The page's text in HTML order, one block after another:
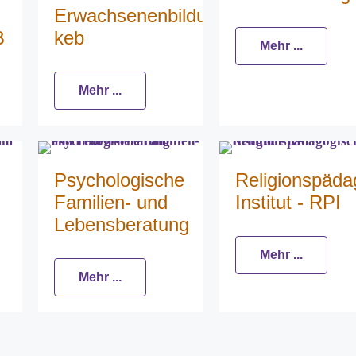
Erwachsenenbildung
keb
Mehr ...
Mehr ...
Psychologische
Familien- und
Lebensberatung
Mehr ...
Institut - RPI
Mehr ...